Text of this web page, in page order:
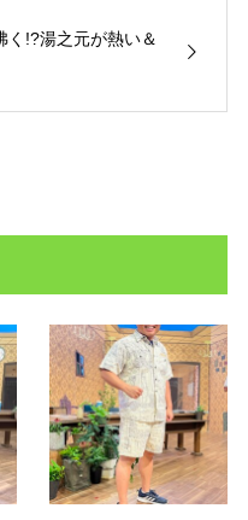
!?湯之元が熱い＆